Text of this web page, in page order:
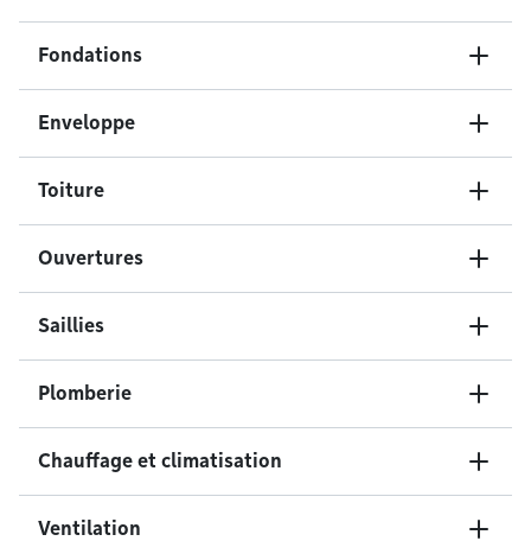
Fondations
Enveloppe
Toiture
Ouvertures
Saillies
Plomberie
Chauffage et climatisation
Ventilation